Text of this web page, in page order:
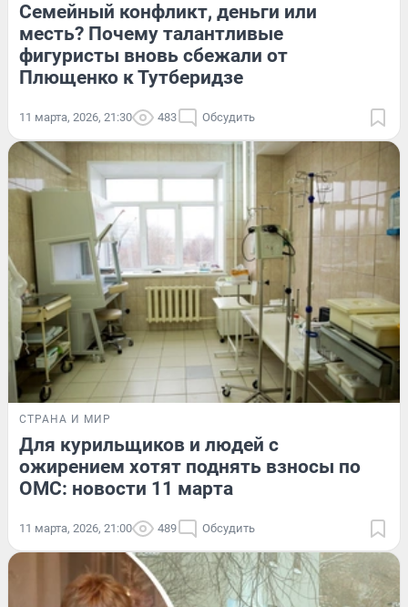
Семейный конфликт, деньги или
месть? Почему талантливые
фигуристы вновь сбежали от
Плющенко к Тутберидзе
11 марта, 2026, 21:30 483 Обсудить
СТРАНА И МИР
Для курильщиков и людей с
ожирением хотят поднять взносы по
ОМС: новости 11 марта
11 марта, 2026, 21:00 489 Обсудить